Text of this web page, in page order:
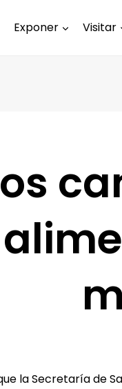
Exponer Visitar
la Secretaría de